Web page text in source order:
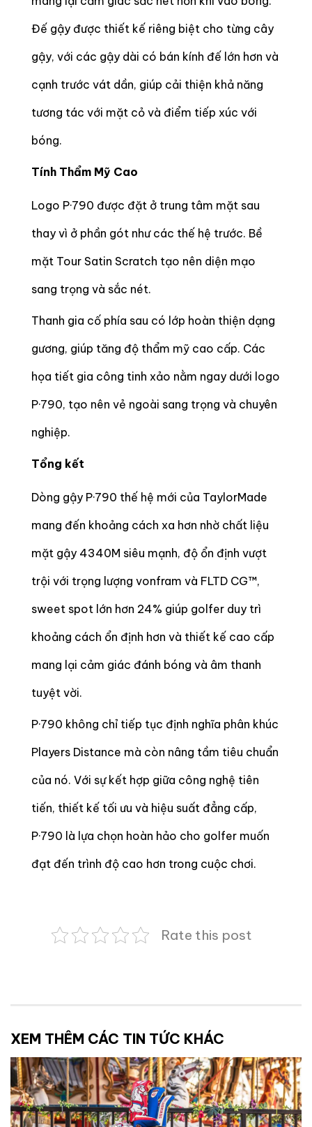
Đế gậy được thiết kế riêng biệt cho từng cây
gậy, với các gậy dài có bán kính đế lớn hơn và
cạnh trước vát dần, giúp cải thiện khả năng
tương tác với mặt cỏ và điểm tiếp xúc với
bóng.
Tính Thẩm Mỹ Cao
Logo P·790 được đặt ở trung tâm mặt sau
thay vì ở phần gót như các thế hệ trước. Bề
mặt Tour Satin Scratch tạo nên diện mạo
sang trọng và sắc nét.
Thanh gia cố phía sau có lớp hoàn thiện dạng
gương, giúp tăng độ thẩm mỹ cao cấp. Các
họa tiết gia công tinh xảo nằm ngay dưới logo
P·790, tạo nên vẻ ngoài sang trọng và chuyên
nghiệp.
Tổng kết
Dòng gậy P·790 thế hệ mới của TaylorMade
mang đến khoảng cách xa hơn nhờ chất liệu
mặt gậy 4340M siêu mạnh, độ ổn định vượt
trội với trọng lượng vonfram và FLTD CG™,
sweet spot lớn hơn 24% giúp golfer duy trì
khoảng cách ổn định hơn và thiết kế cao cấp
mang lại cảm giác đánh bóng và âm thanh
tuyệt vời.
P·790 không chỉ tiếp tục định nghĩa phân khúc
Players Distance mà còn nâng tầm tiêu chuẩn
của nó. Với sự kết hợp giữa công nghệ tiên
tiến, thiết kế tối ưu và hiệu suất đẳng cấp,
P·790 là lựa chọn hoàn hảo cho golfer muốn
đạt đến trình độ cao hơn trong cuộc chơi.
Rate this post
XEM THÊM CÁC TIN TỨC KHÁC